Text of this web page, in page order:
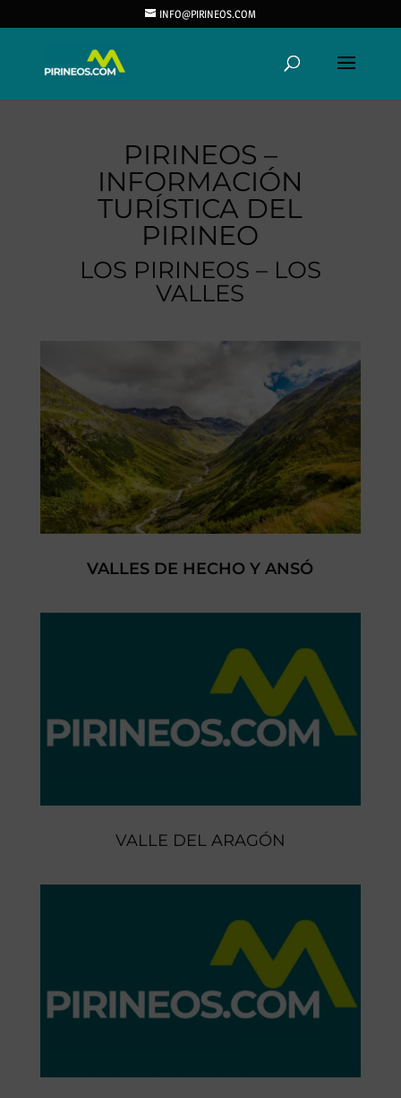
INFO@PIRINEOS.COM
PIRINEOS –
INFORMACIÓN
TURÍSTICA DEL
PIRINEO
LOS PIRINEOS – LOS
VALLES
VALLES DE HECHO Y ANSÓ
VALLE DEL ARAGÓN